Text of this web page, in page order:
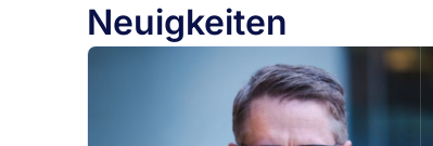
Neuigkeiten